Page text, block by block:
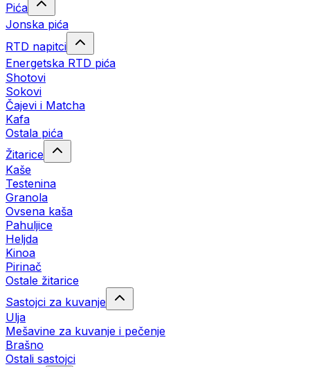
Pića
Jonska pića
RTD napitci
Energetska RTD pića
Shotovi
Sokovi
Čajevi i Matcha
Kafa
Ostala pića
Žitarice
Kaše
Testenina
Granola
Ovsena kaša
Pahuljice
Heljda
Kinoa
Pirinač
Ostale žitarice
Sastojci za kuvanje
Ulja
Mešavine za kuvanje i pečenje
Brašno
Ostali sastojci